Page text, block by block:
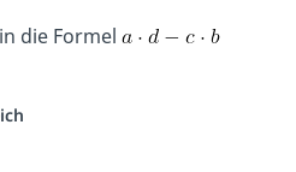
die Formel